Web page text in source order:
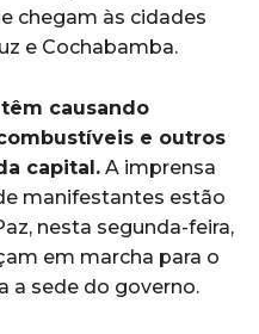
chegam às cidades
e Cochabamba.
causando
e outros
capital. A imprensa
manifestantes estão
nesta segunda-feira,
em marcha para o
a sede do governo.